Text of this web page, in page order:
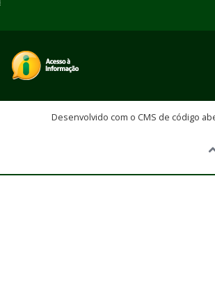
Desenvolvido com o CMS de código